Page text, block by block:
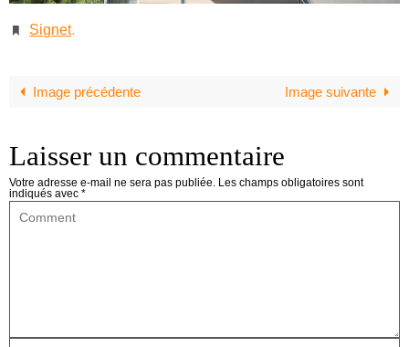
Signet.
Image précédente Image suivante
Laisser un commentaire
Votre adresse e-mail ne sera pas publiée. Les champs obligatoires sont
indiqués avec *